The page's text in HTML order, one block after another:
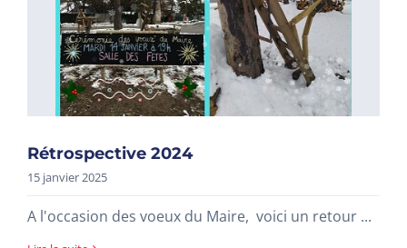
Rétrospective 2024
15 janvier 2025
A l'occasion des voeux du Maire, voici un retour ...